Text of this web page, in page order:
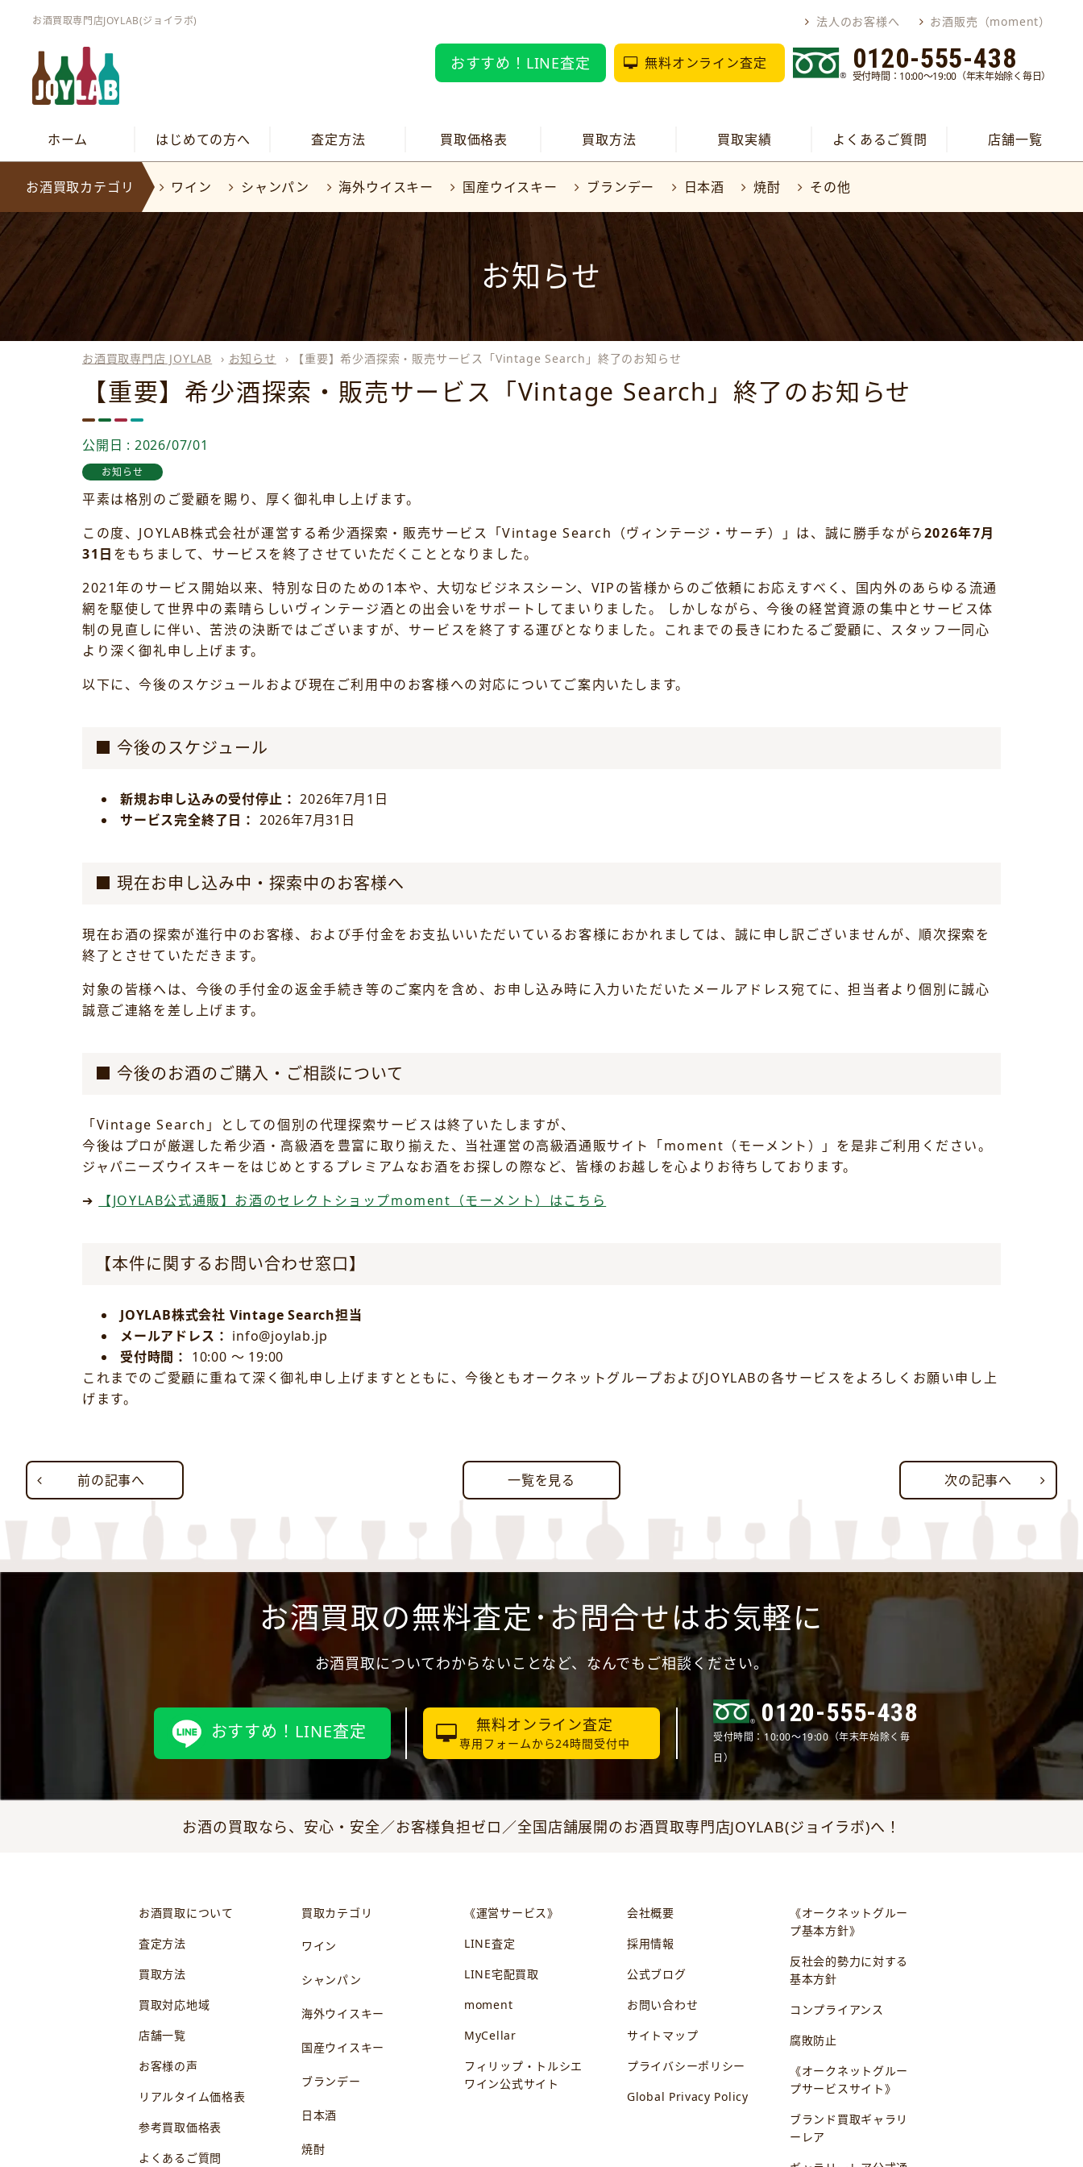
お酒買取専門店JOYLAB(ジョイラボ) 法人のお客様へ お酒販売（moment）
おすすめ！LINE査定 無料オンライン査定 0120-555-438
受付時間：10:00～19:00（年末年始除く毎日）
ホーム はじめての方へ 査定方法 買取価格表 買取方法 買取実績 よくあるご質問 店舗一覧
お酒買取カテゴリ ワイン シャンパン 海外ウイスキー 国産ウイスキー ブランデー 日本酒 焼酎 その他
お知らせ
お酒買取専門店 JOYLAB › お知らせ › 【重要】希少酒探索・販売サービス「Vintage Search」終了のお知らせ
【重要】希少酒探索・販売サービス「Vintage Search」終了のお知らせ
公開日 : 2026/07/01
お知らせ
平素は格別のご愛顧を賜り、厚く御礼申し上げます。
この度、JOYLAB株式会社が運営する希少酒探索・販売サービス「Vintage Search（ヴィンテージ・サーチ）」は、誠に勝手ながら2026年7月
31日 をもちまして、サービスを終了させていただくこととなりました。
2021年のサービス開始以来、特別な日のための1本や、大切なビジネスシーン、VIPの皆様からのご依頼にお応えすべく、国内外のあらゆる流通
網を駆使して世界中の素晴らしいヴィンテージ酒との出会いをサポートしてまいりました。 しかしながら、今後の経営資源の集中とサービス体
制の見直しに伴い、苦渋の決断ではございますが、サービスを終了する運びとなりました。これまでの長きにわたるご愛顧に、スタッフ一同心
より深く御礼申し上げます。
以下に、今後のスケジュールおよび現在ご利用中のお客様への対応についてご案内いたします。
■ 今後のスケジュール
新規お申し込みの受付停止： 2026年7月1日
サービス完全終了日： 2026年7月31日
■ 現在お申し込み中・探索中のお客様へ
現在お酒の探索が進行中のお客様、および手付金をお支払いいただいているお客様におかれましては、誠に申し訳ございませんが、順次探索を
終了とさせていただきます。
対象の皆様へは、今後の手付金の返金手続き等のご案内を含め、お申し込み時に入力いただいたメールアドレス宛てに、担当者より個別に誠心
誠意ご連絡を差し上げます。
■ 今後のお酒のご購入・ご相談について
「Vintage Search」としての個別の代理探索サービスは終了いたしますが、
今後はプロが厳選した希少酒・高級酒を豊富に取り揃えた、当社運営の高級酒通販サイト「moment（モーメント）」を是非ご利用ください。
ジャパニーズウイスキーをはじめとするプレミアムなお酒をお探しの際など、皆様のお越しを心よりお待ちしております。
➔
【JOYLAB公式通販】お酒のセレクトショップmoment（モーメント）はこちら
【本件に関するお問い合わせ窓口】
JOYLAB株式会社 Vintage Search担当
メールアドレス： info@joylab.jp
受付時間： 10:00 ～ 19:00
これまでのご愛顧に重ねて深く御礼申し上げますとともに、今後ともオークネットグループおよびJOYLABの各サービスをよろしくお願い申し上
げます。
前の記事へ 一覧を見る 次の記事へ
お酒買取の無料査定･お問合せはお気軽に
お酒買取についてわからないことなど、なんでもご相談ください。
おすすめ！LINE査定 無料オンライン査定
専用フォームから24時間受付中
0120-555-438
受付時間：10:00～19:00（年末年始除く毎
日）
お酒の買取なら、安心・安全／お客様負担ゼロ／全国店舗展開のお酒買取専門店JOYLAB(ジョイラボ)へ！
お酒買取について
査定方法
買取方法
買取対応地域
店舗一覧
お客様の声
リアルタイム価格表
参考買取価格表
よくあるご質問
買取カテゴリ
ワイン
シャンパン
海外ウイスキー
国産ウイスキー
ブランデー
日本酒
焼酎
《運営サービス》
LINE査定
LINE宅配買取
moment
MyCellar
フィリップ・トルシエ
ワイン公式サイト
会社概要
採用情報
公式ブログ
お問い合わせ
サイトマップ
プライバシーポリシー
Global Privacy Policy
《オークネットグルー
プ基本方針》
反社会的勢力に対する
基本方針
コンプライアンス
腐敗防止
《オークネットグルー
プサービスサイト》
ブランド買取ギャラリ
ーレア